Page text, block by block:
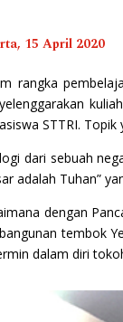
15 April 2020
rangka
STTRI.
dari sebuah
adalah Tuhan”
dengan
tembok
dalam diri